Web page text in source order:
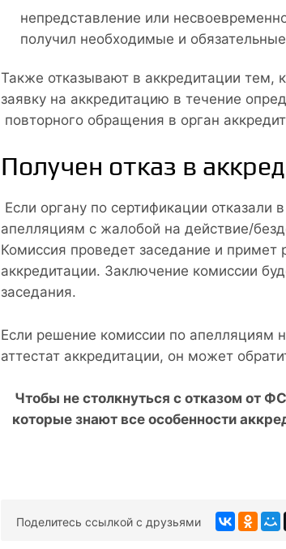
непредставление или
получил необходимые и
Также отказывают в аккредитации тем,
заявку на аккредитацию в течение
повторного обращения в орган
Получен отказ в
Если органу по сертификации отказали
апелляциям с жалобой на действие/
Комиссия проведет заседание и
аккредитации. Заключение комиссии
заседания.
Если решение комиссии по апелляциям
аттестат аккредитации, он может
Чтобы не столкнуться с отказом от
которые знают все особенности
Поделитесь ссылкой с друзьями